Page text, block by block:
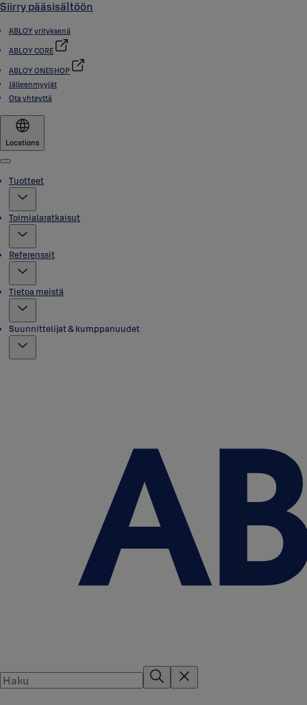
Siirry pääsisältöön
ABLOY yrityksenä
ABLOY CORE
ABLOY ONESHOP
Jälleenmyyjät
Ota yhteyttä
Locations
Menu
Tuotteet
Toimialaratkaisut
Referenssit
Tietoa meistä
Suunnittelijat & kumppanuudet